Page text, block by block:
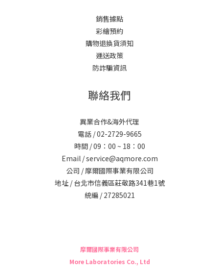
銷售據點
彩繪預約
購物退換貨須知
運送政策
防詐騙資訊
聯絡我們
異業合作&海外代理
電話 / 02-2729-9665
時間 / 09：00 ~ 18：00
Email / service@aqmore.com
公司 / 摩爾國際事業有限公司
地址 / 台北市信義區莊敬路341巷1號
統編 / 27285021
摩爾國際事業有限公司
More Laboratories Co., Ltd